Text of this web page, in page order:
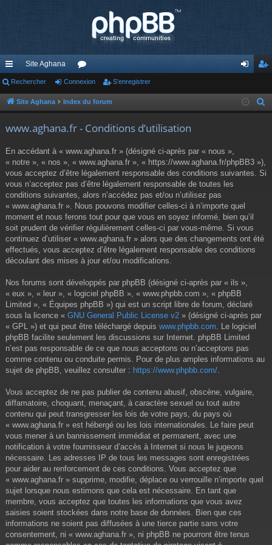
cc
ès
de
Site Aghana
or
u ne nr
r
Rechercher Connexion S’enregistrer
Site Aghana Index du forum
www.aghana.fr - Conditions d’utilisation
En accédant à « www.aghana.fr » (désigné ci-après par « nous »,
« notre », « nos », « www.aghana.fr », « https://www.aghana.fr/phpBB3 »),
vous acceptez d’être légalement responsable des conditions suivantes. Si
vous n’acceptez pas d’être légalement responsable de toutes les
conditions suivantes, alors n’accédez pas et/ou n’utilisez pas
« www.aghana.fr ». Nous pouvons modifier celles-ci à n’importe quel
moment et nous ferons tout pour que vous en soyez informé, bien qu’il
soit prudent de vérifier régulièrement celles-ci par vous-même. Si vous
continuez d’utiliser « www.aghana.fr » alors que des changements ont été
effectués, vous acceptez d’être légalement responsable des conditions
découlant des mises à jour et/ou modifications.
Nos forums sont développés par phpBB (désigné ci-après par « ils »,
« eux », « leur », « logiciel phpBB », « www.phpbb.com », « phpBB
Limited », « Équipes phpBB ») qui est un script libre de forum, déclaré
sous la licence « GNU General Public License v2 » (désigné ci-après par
« GPL ») et qui peut être téléchargé depuis www.phpbb.com . Le logiciel
phpBB facilite seulement les discussions sur Internet. phpBB Limited
n’est pas responsable de ce que nous acceptons ou n’acceptons pas
comme contenu ou conduite permis. Pour de plus amples informations au
sujet de phpBB, veuillez consulter : https://www.phpbb.com/
Vous acceptez de ne pas publier de contenu abusif, obscène, vulgaire,
diffamatoire, choquant, menaçant, à caractère sexuel ou tout autre
contenu qui peut transgresser les lois de votre pays, du pays où
« www.aghana.fr » est hébergé ou les lois internationales. Le faire peut
vous mener à un bannissement immédiat et permanent, avec une
notification à votre fournisseur d’accès à Internet si nous le jugeons
nécessaire. Les adresses IP de tous les messages sont enregistrées
pour aider au renforcement de ces conditions. Vous acceptez que
« www.aghana.fr » supprime, modifie, déplace ou verrouille n’importe quel
sujet lorsque nous estimons que cela est nécessaire. En tant que
membre, vous acceptez que toutes les informations que vous avez
saisies soient stockées dans notre base de données. Bien que ces
informations ne soient pas diffusées à une tierce partie sans votre
consentement, ni « www.aghana.fr », ni phpBB ne pourront être tenus